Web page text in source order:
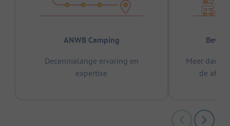
ANWB Camping
Decennialange ervaring en
expertise
Meer dan
de